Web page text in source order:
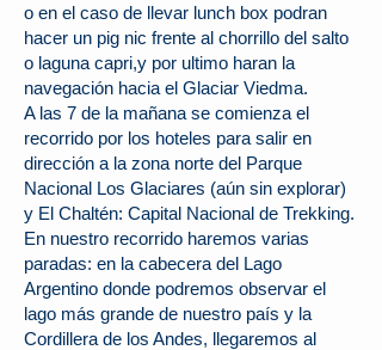
o en el caso de llevar lunch box podran
hacer un pig nic frente al chorrillo del salto
o laguna capri,y por ultimo haran la
navegación hacia el Glaciar Viedma.
A las 7 de la mañana se comienza el
recorrido por los hoteles para salir en
dirección a la zona norte del Parque
Nacional Los Glaciares (aún sin explorar)
y El Chaltén: Capital Nacional de Trekking.
En nuestro recorrido haremos varias
paradas: en la cabecera del Lago
Argentino donde podremos observar el
lago más grande de nuestro país y la
Cordillera de los Andes, llegaremos al